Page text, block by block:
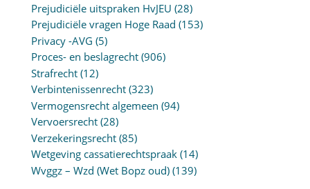
Prejudiciële uitspraken HvJEU (28)
Prejudiciële vragen Hoge Raad (153)
Privacy -AVG (5)
Proces- en beslagrecht(906)
Strafrecht(12)
Verbintenissenrecht(323)
Vermogensrecht algemeen (94)
Vervoersrecht(28)
Verzekeringsrecht(85)
Wetgeving cassatierechtspraak(14)
Wvggz – Wzd (Wet Bopz oud)(139)